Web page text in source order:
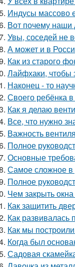
Индусы массово
Вот почему наши
Увы, соседей не
А может и в
Как из старого
Лайфхаки, чтобы
Наконец - то
Своего ребёнка
Как я делаю
Все, что нужно
Важность
Полное
Основные
Самое сложное в
Полное
Чем закрыть
Как защитить
Как
Как мы
Когда был
Садовая